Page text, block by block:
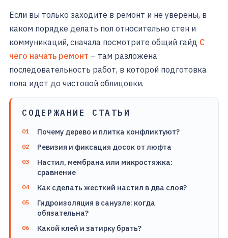
Если вы только заходите в ремонт и не уверены, в
каком порядке делать пол относительно стен и
коммуникаций, сначала посмотрите общий гайд С
чего начать ремонт – там разложена
последовательность работ, в которой подготовка
пола идет до чистовой облицовки.
СОДЕРЖАНИЕ СТАТЬИ
Почему дерево и плитка конфликтуют?
Ревизия и фиксация досок от люфта
Настил, мембрана или микростяжка:
сравнение
Как сделать жесткий настил в два слоя?
Гидроизоляция в санузле: когда
обязательна?
Какой клей и затирку брать?